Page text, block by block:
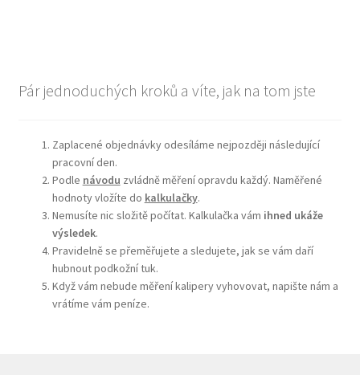
Pár jednoduchých kroků a víte, jak na tom jste
Zaplacené objednávky odesíláme nejpozději následující
pracovní den.
Podle návodu zvládně měření opravdu každý. Naměřené
hodnoty vložíte do kalkulačky.
Nemusíte nic složitě počítat. Kalkulačka vám ihned ukáže
výsledek.
Pravidelně se přeměřujete a sledujete, jak se vám daří
hubnout podkožní tuk.
Když vám nebude měření kalipery vyhovovat, napište nám a
vrátíme vám peníze.